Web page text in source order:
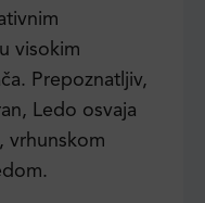
visokim
Prepoznatljiv,
Ledo osvaja
vrhunskom